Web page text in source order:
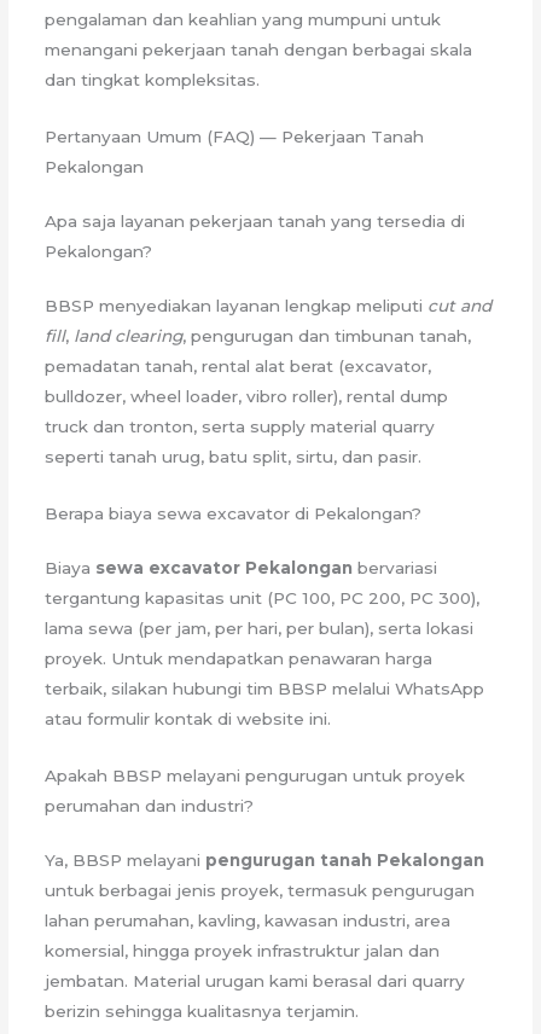
pengalaman dan keahlian yang mumpuni untuk
menangani pekerjaan tanah dengan berbagai skala
dan tingkat kompleksitas.
Pertanyaan Umum (FAQ) — Pekerjaan Tanah
Pekalongan
Apa saja layanan pekerjaan tanah yang tersedia di
Pekalongan?
BBSP menyediakan layanan lengkap meliputi cut and
fill, land clearing, pengurugan dan timbunan tanah,
pemadatan tanah, rental alat berat (excavator,
bulldozer, wheel loader, vibro roller), rental dump
truck dan tronton, serta supply material quarry
seperti tanah urug, batu split, sirtu, dan pasir.
Berapa biaya sewa excavator di Pekalongan?
Biaya sewa excavator Pekalongan bervariasi
tergantung kapasitas unit (PC 100, PC 200, PC 300),
lama sewa (per jam, per hari, per bulan), serta lokasi
proyek. Untuk mendapatkan penawaran harga
terbaik, silakan hubungi tim BBSP melalui WhatsApp
atau formulir kontak di website ini.
Apakah BBSP melayani pengurugan untuk proyek
perumahan dan industri?
Ya, BBSP melayani pengurugan tanah Pekalongan
untuk berbagai jenis proyek, termasuk pengurugan
lahan perumahan, kavling, kawasan industri, area
komersial, hingga proyek infrastruktur jalan dan
jembatan. Material urugan kami berasal dari quarry
berizin sehingga kualitasnya terjamin.